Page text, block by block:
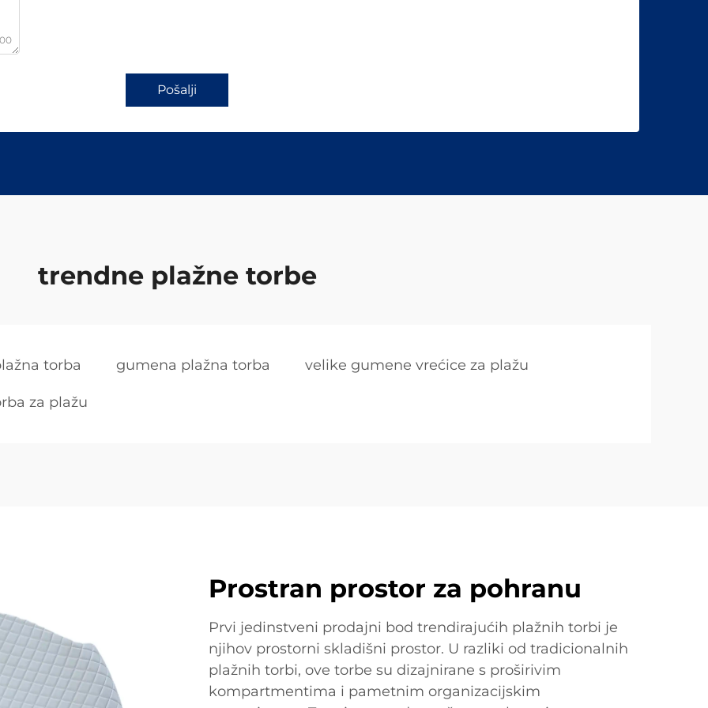
Pošalji
trendne plažne torbe
torba gumena plažna torba velike gumene vrećice za plažu
za plažu
Prostran prostor za pohranu
Prvi jedinstveni prodajni bod trendirajućih plažnih torbi je
njihov prostorni skladišni prostor. U razliki od tradicionalnih
plažnih torbi, ove torbe su dizajnirane s proširivim
kompartmentima i pametnim organizacijskim